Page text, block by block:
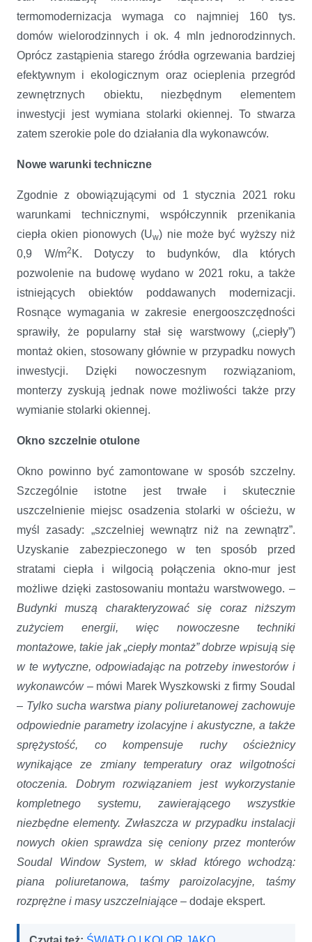
termomodernizacja wymaga co najmniej 160 tys.
domów wielorodzinnych i ok. 4 mln jednorodzinnych.
Oprócz zastąpienia starego źródła ogrzewania bardziej
efektywnym i ekologicznym oraz ocieplenia przegród
zewnętrznych obiektu, niezbędnym elementem
inwestycji jest wymiana stolarki okiennej. To stwarza
zatem szerokie pole do działania dla wykonawców.
Nowe warunki techniczne
Zgodnie z obowiązującymi od 1 stycznia 2021 roku
warunkami technicznymi, współczynnik przenikania
ciepła okien pionowych (Uw) nie może być wyższy niż
0,9 W/m2 K. Dotyczy to budynków, dla których
pozwolenie na budowę wydano w 2021 roku, a także
istniejących obiektów poddawanych modernizacji.
Rosnące wymagania w zakresie energooszczędności
sprawiły, że popularny stał się warstwowy („ciepły”)
montaż okien, stosowany głównie w przypadku nowych
inwestycji. Dzięki nowoczesnym rozwiązaniom,
monterzy zyskują jednak nowe możliwości także przy
wymianie stolarki okiennej.
Okno szczelnie otulone
Okno powinno być zamontowane w sposób szczelny.
Szczególnie istotne jest trwałe i skutecznie
uszczelnienie miejsc osadzenia stolarki w ościeżu, w
myśl zasady: „szczelniej wewnątrz niż na zewnątrz”.
Uzyskanie zabezpieczonego w ten sposób przed
stratami ciepła i wilgocią połączenia okno-mur jest
możliwe dzięki zastosowaniu montażu warstwowego. –
Budynki muszą charakteryzować się coraz niższym
zużyciem energii, więc nowoczesne techniki
montażowe, takie jak „ciepły montaż” dobrze wpisują się
w te wytyczne, odpowiadając na potrzeby inwestorów i
wykonawców ­– mówi Marek Wyszkowski z firmy Soudal
– Tylko sucha warstwa piany poliuretanowej zachowuje
odpowiednie parametry izolacyjne i akustyczne, a także
sprężystość, co kompensuje ruchy ościeżnicy
wynikające ze zmiany temperatury oraz wilgotności
otoczenia. Dobrym rozwiązaniem jest wykorzystanie
kompletnego systemu, zawierającego wszystkie
niezbędne elementy. Zwłaszcza w przypadku instalacji
nowych okien sprawdza się ceniony przez monterów
Soudal Window System, w skład którego wchodzą:
piana poliuretanowa, taśmy paroizolacyjne, taśmy
rozprężne i masy uszczelniające – dodaje ekspert.